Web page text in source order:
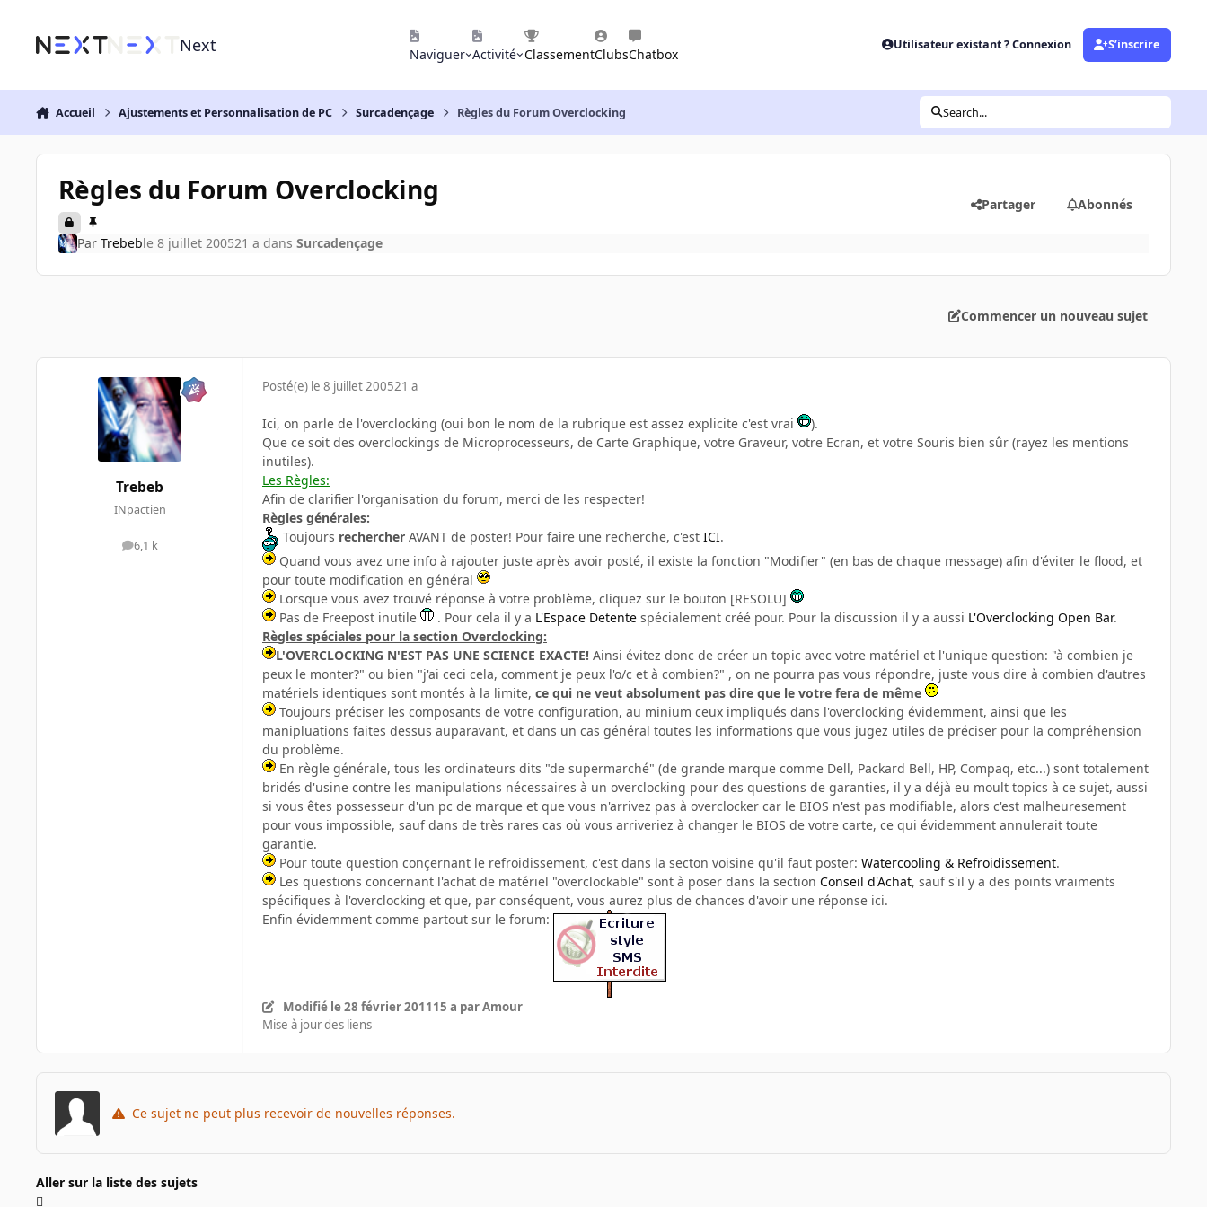
Next Naviguer Activité ClassementClubsChatbox
Utilisateur existant ? Connexion S’inscrire
Accueil Ajustements et Personnalisation de PC Surcadençage Règles du Forum Overclocking Search...
Règles du Forum Overclocking Partager Abonnés
Par Trebeble 8 juillet 200521 a dans Surcadençage
Commencer un nouveau sujet
Trebeb
INpactien
6,1 k
messages
Posté(e) le 8 juillet 200521 a
Ici, on parle de l'overclocking (oui bon le nom de la rubrique est assez explicite c'est vrai
).
Que ce soit des overclockings de Microprocesseurs, de Carte Graphique, votre Graveur, votre Ecran, et votre Souris bien sûr (rayez les mentions
inutiles).
Les Règles:
Afin de clarifier l'organisation du forum, merci de les respecter!
Règles générales:
Toujours rechercher AVANT de poster! Pour faire une recherche, c'est ICI.
Quand vous avez une info à rajouter juste après avoir posté, il existe la fonction "Modifier" (en bas de chaque message) afin d'éviter le flood, et
pour toute modification en général
Lorsque vous avez trouvé réponse à votre problème, cliquez sur le bouton [RESOLU]
Pas de Freepost inutile
. Pour cela il y a L'Espace Detente spécialement créé pour. Pour la discussion il y a aussi L'Overclocking Open Bar.
Règles spéciales pour la section Overclocking:
L'OVERCLOCKING N'EST PAS UNE SCIENCE EXACTE! Ainsi évitez donc de créer un topic avec votre matériel et l'unique question: "à combien je
peux le monter?" ou bien "j'ai ceci cela, comment je peux l'o/c et à combien?" , on ne pourra pas vous répondre, juste vous dire à combien d'autres
matériels identiques sont montés à la limite, ce qui ne veut absolument pas dire que le votre fera de même
Toujours préciser les composants de votre configuration, au minium ceux impliqués dans l'overclocking évidemment, ainsi que les
manipluations faites dessus auparavant, et dans un cas général toutes les informations que vous jugez utiles de préciser pour la compréhension
du problème.
En règle générale, tous les ordinateurs dits "de supermarché" (de grande marque comme Dell, Packard Bell, HP, Compaq, etc...) sont totalement
bridés d'usine contre les manipulations nécessaires à un overclocking pour des questions de garanties, il y a déjà eu moult topics à ce sujet, aussi
si vous êtes possesseur d'un pc de marque et que vous n'arrivez pas à overclocker car le BIOS n'est pas modifiable, alors c'est malheuresement
pour vous impossible, sauf dans de très rares cas où vous arriveriez à changer le BIOS de votre carte, ce qui évidemment annulerait toute
garantie.
Pour toute question conçernant le refroidissement, c'est dans la secton voisine qu'il faut poster: Watercooling & Refroidissement.
Les questions concernant l'achat de matériel "overclockable" sont à poser dans la section Conseil d'Achat, sauf s'il y a des points vraiments
spécifiques à l'overclocking et que, par conséquent, vous aurez plus de chances d'avoir une réponse ici.
Enfin évidemment comme partout sur le forum:
Modifié le 28 février 201115 a par Amour
Mise à jour des liens
Ce sujet ne peut plus recevoir de nouvelles réponses.
Aller sur la liste des sujets